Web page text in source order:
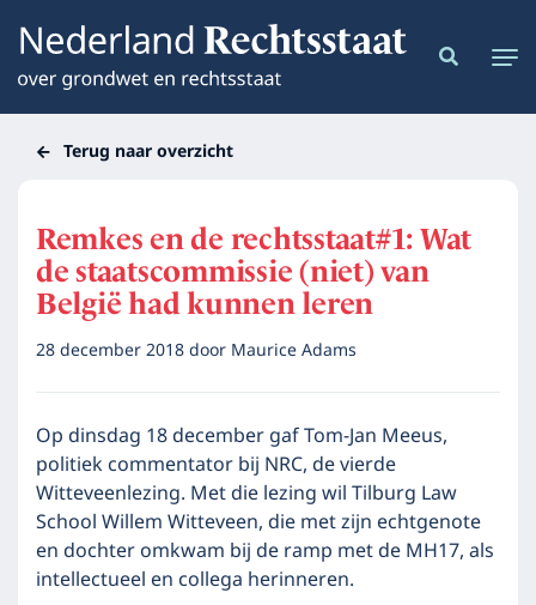
Terug naar overzicht
Remkes en de rechtsstaat#1: Wat
de staatscommissie (niet) van
België had kunnen leren
28 december 2018door Maurice Adams
Op dinsdag 18 december gaf Tom-Jan Meeus,
politiek commentator bij NRC, de vierde
Witteveenlezing. Met die lezing wil Tilburg Law
School Willem Witteveen, die met zijn echtgenote
en dochter omkwam bij de ramp met de MH17, als
intellectueel en collega herinneren.